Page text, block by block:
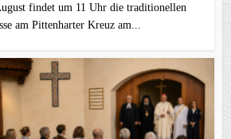
findet um 11 Uhr die traditionellen
am Pittenharter Kreuz am...